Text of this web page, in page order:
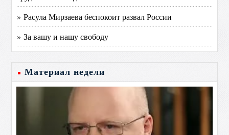
» Расула Мирзаева беспокоит развал России
» За вашу и нашу свободу
Материал недели